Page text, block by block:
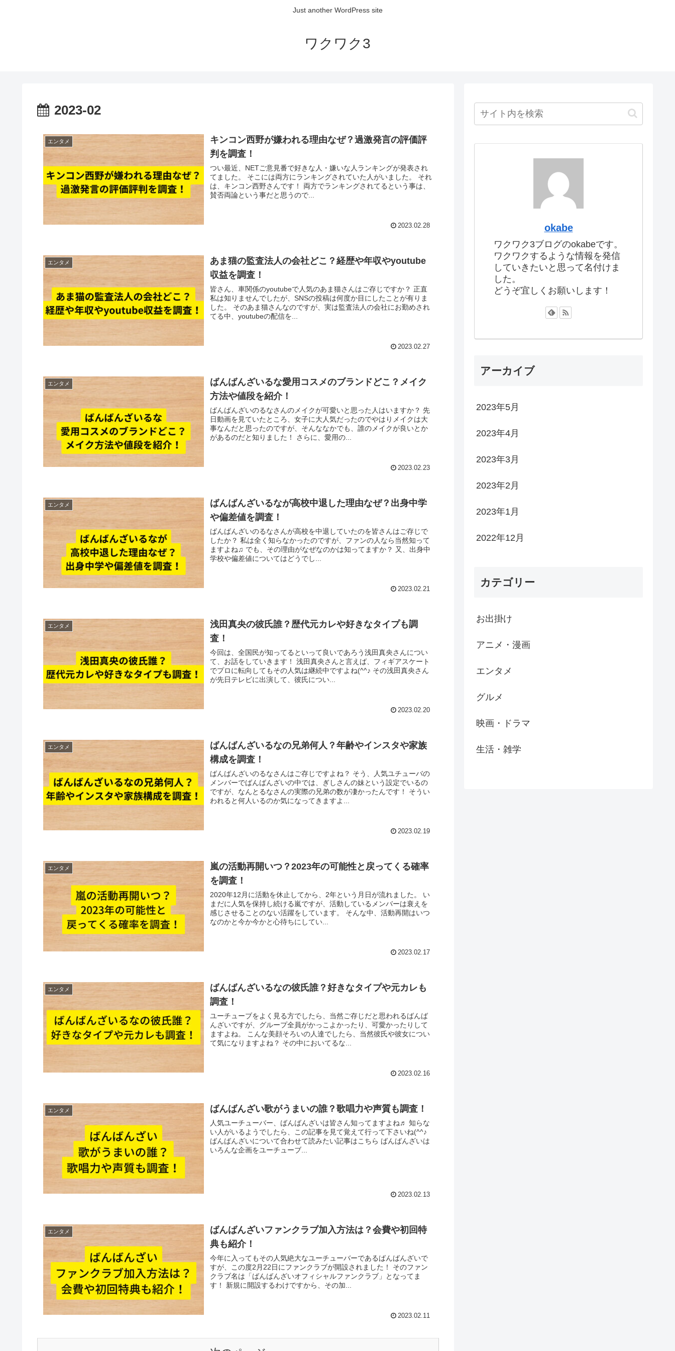
Just another WordPress site
ワクワク3
2023-02
エンタメ
キンコン西野が嫌われる理由なぜ？過激発言の評価評
判を調査！
つい最近、NETご意見番で好きな人・嫌いな人ランキングが発表され
てました。 そこには両方にランキングされていた人がいました。 それ
は、キンコン西野さんです！ 両方でランキングされてるという事は、
賛否両論という事だと思うので...
2023.02.28
エンタメ
あま猫の監査法人の会社どこ？経歴や年収やyoutube
収益を調査！
皆さん、車関係のyoutubeで人気のあま猫さんはご存じですか？ 正直
私は知りませんでしたが、SNSの投稿は何度か目にしたことが有りま
した。 そのあま猫さんなのですが、実は監査法人の会社にお勤めされ
てる中、youtubeの配信を...
2023.02.27
エンタメ
ばんばんざいるな愛用コスメのブランドどこ？メイク
方法や値段を紹介！
ばんばんざいのるなさんのメイクが可愛いと思った人はいますか？ 先
日動画を見ていたところ、女子に大人気だったのでやはりメイクは大
事なんだと思ったのですが、そんななかでも、誰のメイクが良いとか
があるのだと知りました！ さらに、愛用の...
2023.02.23
エンタメ
ばんばんざいるなが高校中退した理由なぜ？出身中学
や偏差値を調査！
ばんばんざいのるなさんが高校を中退していたのを皆さんはご存じで
したか？ 私は全く知らなかったのですが、ファンの人なら当然知って
ますよね♫ でも、その理由がなぜなのかは知ってますか？ 又、出身中
学校や偏差値についてはどうでし...
2023.02.21
エンタメ
浅田真央の彼氏誰？歴代元カレや好きなタイプも調
査！
今回は、全国民が知ってるといって良いであろう浅田真央さんについ
て、お話をしていきます！ 浅田真央さんと言えば、フィギアスケート
でプロに転向してもその人気は継続中ですよね(^^♪ その浅田真央さん
が先日テレビに出演して、彼氏につい...
2023.02.20
エンタメ
ばんばんざいるなの兄弟何人？年齢やインスタや家族
構成を調査！
ばんばんざいのるなさんはご存じですよね？ そう、人気ユチューバの
メンバーでばんばんざいの中では、ぎしさんの妹という設定でいるの
ですが、なんとるなさんの実際の兄弟の数が凄かったんです！ そうい
われると何人いるのか気になってきますよ...
2023.02.19
エンタメ
嵐の活動再開いつ？2023年の可能性と戻ってくる確率
を調査！
2020年12月に活動を休止してから、2年という月日が流れました。 い
まだに人気を保持し続ける嵐ですが、活動しているメンバーは衰えを
感じさせることのない活躍をしています。 そんな中、活動再開はいつ
なのかと今か今かと心待ちにしてい...
2023.02.17
エンタメ
ばんばんざいるなの彼氏誰？好きなタイプや元カレも
調査！
ユーチューブをよく見る方でしたら、当然ご存じだと思われるばんば
んざいですが、グループ全員がかっこよかったり、可愛かったりして
ますよね。 こんな美顔そろいの人達でしたら、当然彼氏や彼女につい
て気になりますよね？ その中においてるな...
2023.02.16
エンタメ ばんばんざい歌がうまいの誰？歌唱力や声質も調査！
人気ユーチューバー、ばんばんざいは皆さん知ってますよね♬ 知らな
い人がいるようでしたら、この記事を見て覚えて行って下さいね(^^♪
ばんばんざいについて合わせて読みたい記事はこちら ばんばんざいは
いろんな企画をユーチューブ...
2023.02.13
エンタメ
ばんばんざいファンクラブ加入方法は？会費や初回特
典も紹介！
今年に入ってもその人気絶大なユーチューバーであるばんばんざいで
すが、この度2月22日にファンクラブが開設されました！ そのファン
クラブ名は「ばんばんざいオフィシャルファンクラブ」となってま
す！ 新規に開設するわけですから、その加...
2023.02.11
okabe
ワクワク3ブログのokabeです。
ワクワクするような情報を発信
していきたいと思って名付けま
した。
どうぞ宜しくお願いします！
アーカイブ
2023年5月
2023年4月
2023年3月
2023年2月
2023年1月
2022年12月
カテゴリー
お出掛け
アニメ・漫画
エンタメ
グルメ
映画・ドラマ
生活・雑学